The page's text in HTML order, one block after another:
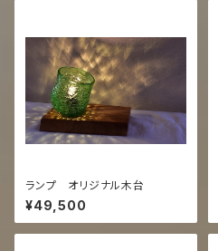
ランプ オリジナル木台
¥49,500